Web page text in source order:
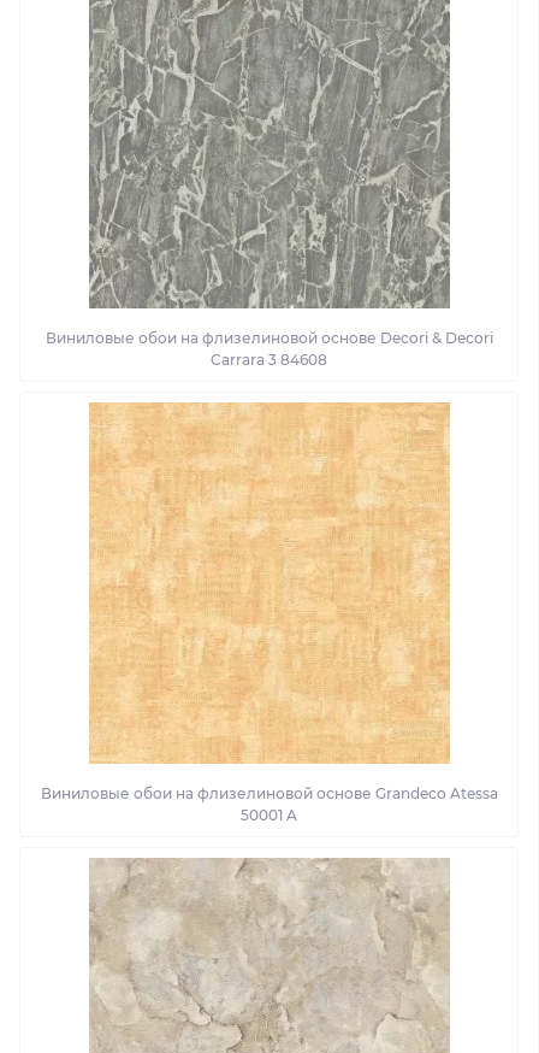
Виниловые обои на флизелиновой основе Decori & Decori
Carrara 3 84608
Виниловые обои на флизелиновой основе Grandeco Atessa
50001 A